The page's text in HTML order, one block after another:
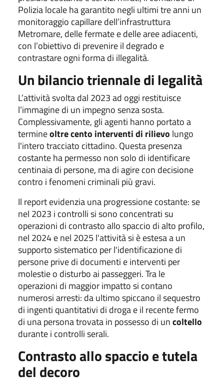
Polizia locale ha garantito negli ultimi tre anni un
monitoraggio capillare dell’infrastruttura
Metromare, delle fermate e delle aree adiacenti,
con l’obiettivo di prevenire il degrado e
contrastare ogni forma di illegalità.
Un bilancio triennale di legalità
L’attività svolta dal 2023 ad oggi restituisce
l’immagine di un impegno senza sosta.
Complessivamente, gli agenti hanno portato a
termineoltre cento interventi di rilievo lungo
l'intero tracciato cittadino. Questa presenza
costante ha permesso non solo di identificare
centinaia di persone, ma di agire con decisione
contro i fenomeni criminali più gravi.
Il report evidenzia una progressione costante: se
nel 2023 i controlli si sono concentrati su
operazioni di contrasto allo spaccio di alto profilo,
nel 2024 e nel 2025 l'attività si è estesa a un
supporto sistematico per l'identificazione di
persone prive di documenti e interventi per
molestie o disturbo ai passeggeri. Tra le
operazioni di maggior impatto si contano
numerosi arresti: da ultimo spiccano il sequestro
di ingenti quantitativi di droga e il recente fermo
di una persona trovata in possesso di uncoltello
durante i controlli serali.
Contrasto allo spaccio e tutela
del decoro